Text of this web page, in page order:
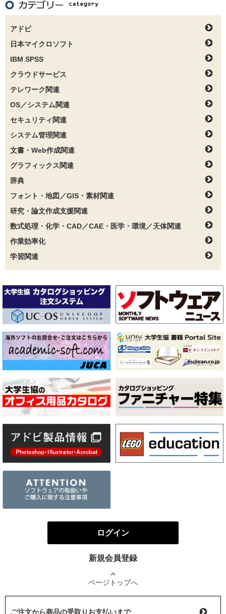
アドビ
日本マイクロソフト
IBM SPSS
クラウドサービス
テレワーク関連
OS／システム関連
セキュリティ関連
システム管理関連
文書・Web作成関連
グラフィックス関連
辞典
フォント・地図／GIS・素材関連
研究・論文作成支援関連
数式処理・化学・CAD／CAE・医学・環境／天体関連
作業効率化
学習関連
ログイン
新規会員登録
ページトップへ
ご注文から商品の受取りお支払いまで